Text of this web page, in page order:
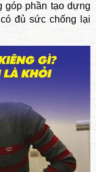
góp phần tạo dựng
đủ sức chống lại